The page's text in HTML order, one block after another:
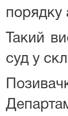
порядку
Такий
суд у